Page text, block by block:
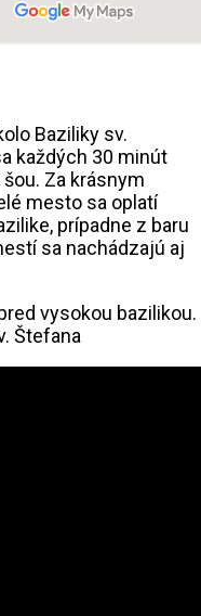
Baziliky sv.
každých 30 minút
Za krásnym
mesto sa oplatí
prípadne z baru
sa nachádzajú aj
Štefana